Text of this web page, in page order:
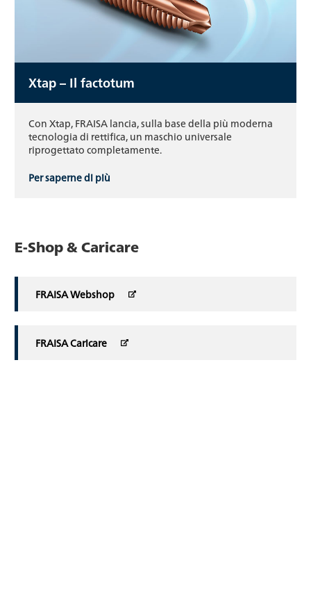
Xtap – Il factotum
Con Xtap, FRAISA lancia, sulla base della più moderna
tecnologia di rettifica, un maschio universale
riprogettato completamente.
Per saperne di più
E-Shop & Caricare
FRAISA Webshop
FRAISA Caricare